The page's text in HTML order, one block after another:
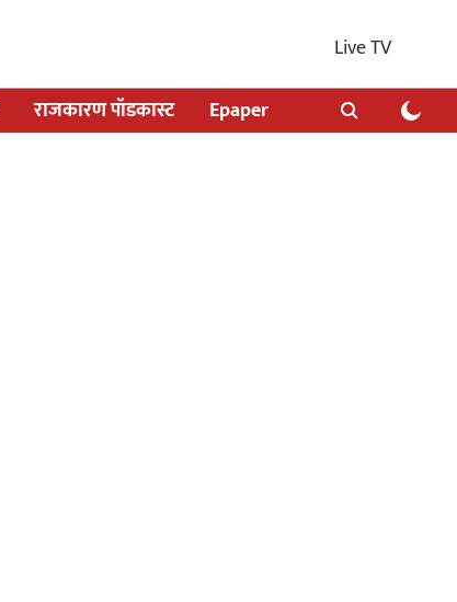
Live TV
राजकारण पॉडकास्ट Epaper